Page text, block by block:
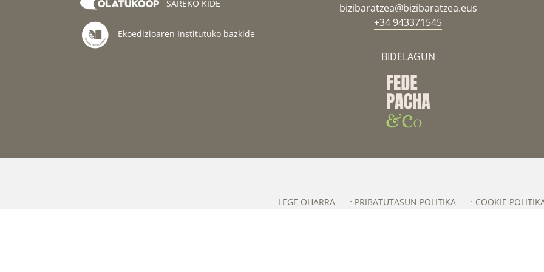
SAREKO KIDE
Ekoedizioaren Institutuko bazkide
bizibaratzea@bizibaratzea.eus
+34 943371545
BIDELAGUN
LEGE OHARRA PRIBATUTASUN POLITIKA COOKIE